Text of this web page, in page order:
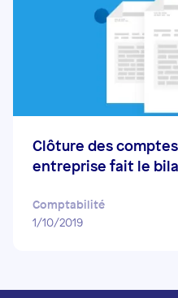
Clôture des
entreprise fait le
Comptabilité
1/10/2019